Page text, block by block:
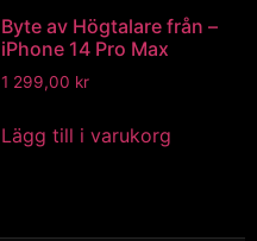
Byte av Högtalare från –
iPhone 14 Pro Max
1 299,00 kr
Lägg till i varukorg